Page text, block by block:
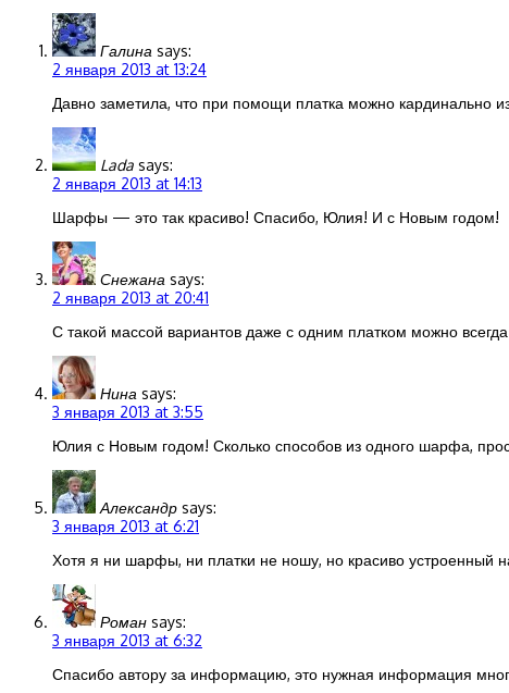
Галина says:
2 января 2013 at 13:24
Давно заметила, что при помощи платка можно кардинально
Lada says:
2 января 2013 at 14:13
Шарфы — это так красиво! Спасибо, Юлия! И с Новым годом!
Снежана says:
2 января 2013 at 20:41
С такой массой вариантов даже с одним платком можно
Нина says:
3 января 2013 at 3:55
Юлия с Новым годом! Сколько способов из одного шарфа,
Александр says:
3 января 2013 at 6:21
Хотя я ни шарфы, ни платки не ношу, но красиво устроенный
Роман says:
3 января 2013 at 6:32
Спасибо автору за информацию, это нужная информация